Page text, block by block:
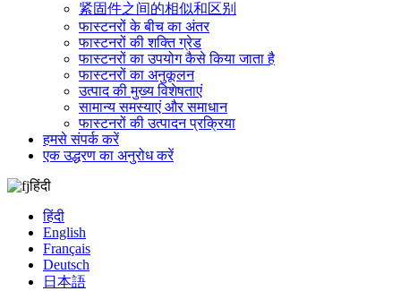
紧固件之间的相似和区别
फास्टनरों के बीच का अंतर
फास्टनरों की शक्ति ग्रेड
फास्टनरों का उपयोग कैसे किया जाता है
फास्टनरों का अनुकूलन
उत्पाद की मुख्य विशेषताएं
सामान्य समस्याएं और समाधान
फास्टनरों की उत्पादन प्रक्रिया
हमसे संपर्क करें
एक उद्धरण का अनुरोध करें
हिंदी
हिंदी
English
Français
Deutsch
日本語